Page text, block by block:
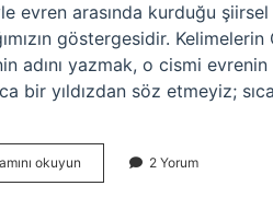
evren arasında kurduğu şiirsel
göstergesidir.
adını yazmak, o cismi evrenin
bir yıldızdan söz etmeyiz;
okuyun
cisimlerinin
2 Yorum